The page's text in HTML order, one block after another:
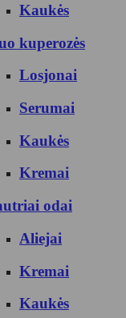
Kaukės
kuperozės
Losjonai
Serumai
Kaukės
Kremai
odai
Aliejai
Kremai
Kaukės